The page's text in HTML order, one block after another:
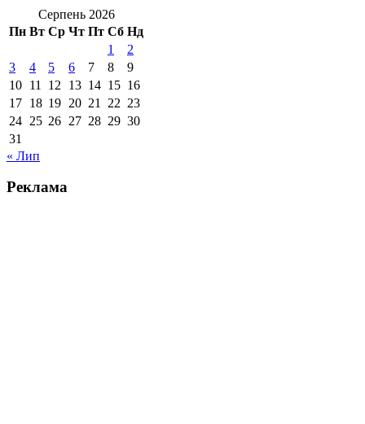
Серпень 2026
Пн Вт Ср Чт Пт Сб Нд
1
2
3
4 5 6 7 8
9
10 11 12 13 14 15 16
17 18 19 20 21 22 23
24 25 26 27 28 29 30
31
« Лип
Реклама